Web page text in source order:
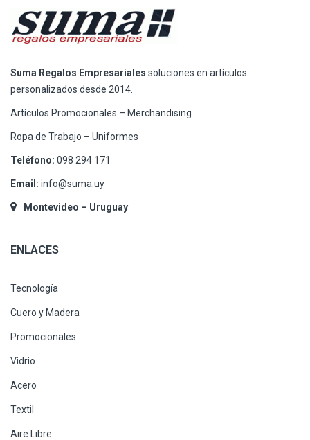
Suma Regalos Empresariales soluciones en artículos
personalizados desde 2014.
Artículos Promocionales – Merchandising
Ropa de Trabajo – Uniformes
Teléfono: 098 294 171
Email: info@suma.uy
Montevideo – Uruguay
ENLACES
Tecnología
Cuero y Madera
Promocionales
Vidrio
Acero
Textil
Aire Libre